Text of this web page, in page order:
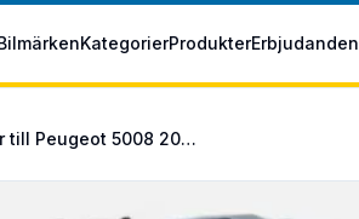
KategorierProdukterErbjudanden
Motor till Peugeot 5008 2016/12- 2.0 BlueHDi 150